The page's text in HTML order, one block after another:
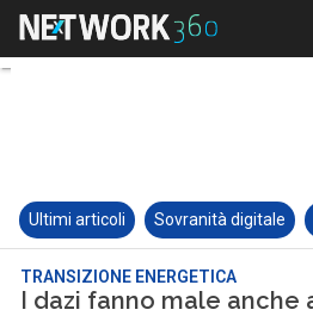
Ultimi articoli Sovranità digitale
TRANSIZIONE ENERGETICA
I dazi fanno male anche